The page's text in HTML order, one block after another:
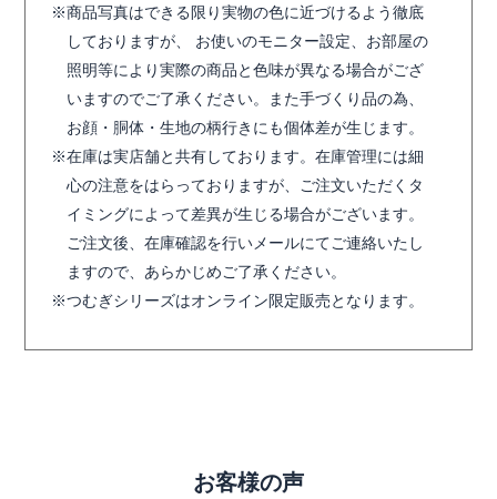
商品写真はできる限り実物の色に近づけるよう徹底
しておりますが、 お使いのモニター設定、お部屋の
照明等により実際の商品と色味が異なる場合がござ
いますのでご了承ください。また手づくり品の為、
お顔・胴体・生地の柄行きにも個体差が生じます。
在庫は実店舗と共有しております。在庫管理には細
心の注意をはらっておりますが、ご注文いただくタ
イミングによって差異が生じる場合がございます。
ご注文後、在庫確認を行いメールにてご連絡いたし
ますので、あらかじめご了承ください。
つむぎシリーズはオンライン限定販売となります。
お客様の声